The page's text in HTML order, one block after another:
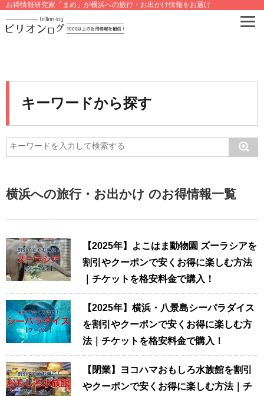
お得情報研究家「まめ」が横浜への旅行・お出かけ情報をお届け
キーワードから探す
横浜への旅行・お出かけ のお得情報一覧
【2025年】よこはま動物園 ズーラシアを
割引やクーポンで安くお得に楽しむ方法
｜チケットを格安料金で購入！
【2025年】横浜・八景島シーパラダイス
を割引やクーポンで安くお得に楽しむ方
法｜チケットを格安料金で購入！
【閉業】ヨコハマおもしろ水族館を割引
やクーポンで安くお得に楽しむ方法｜チ